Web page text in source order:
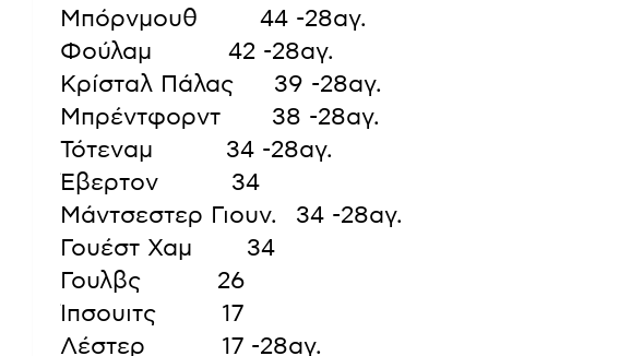
Μπόρνμουθ           44 -28αγ.
Φούλαμ              42 -28αγ.
Κρίσταλ Πάλας       39 -28αγ.
Μπρέντφορντ         38 -28αγ.
Τότεναμ             34 -28αγ.
Έβερτον             34
Μάντσεστερ Γιουν.   34 -28αγ.
Γουέστ Χαμ          34
Γουλβς              26
Ίπσουιτς            17
Λέστερ              17 -28αγ.